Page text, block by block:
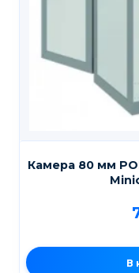
Камера 80 мм
В